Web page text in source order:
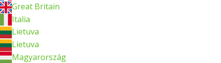
Great Britain
Italia
Lietuva
Lietuva
Magyarország